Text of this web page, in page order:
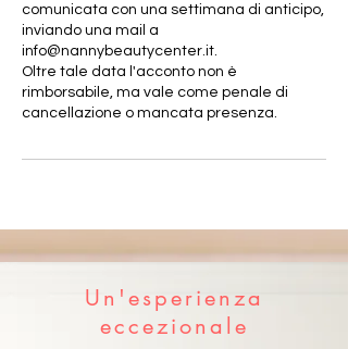
comunicata con una settimana di anticipo,
inviando una mail a
info@nannybeautycenter.it.
Oltre tale data l'acconto non è
rimborsabile, ma vale come penale di
cancellazione o mancata presenza.
Un'esperienza
eccezionale